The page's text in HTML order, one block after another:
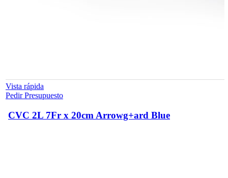
Vista rápida
Pedir Presupuesto
CVC 2L 7Fr x 20cm Arrowg+ard Blue